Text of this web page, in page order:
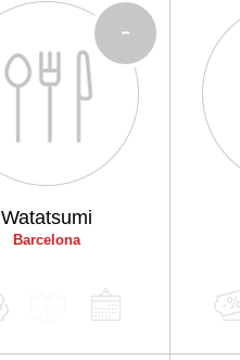
Watatsumi
Barcelona
-